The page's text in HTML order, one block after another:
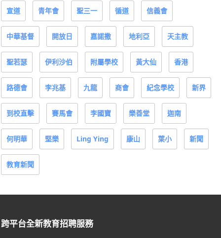
宣道 青年會 聖三一 循道 信義會
中華基督 開放日 嘉諾撒 地利亞 天主教
聖若瑟 伊利沙伯 附屬學校 黃大仙 香港
路德會 李兆基 九龍 商會 紀念學校 新界
到校直擊 賽馬會 李國寶 樂善堂 迦南
何明華 堅樂 Ling Ying 康山 葉小 新聞
教育新聞
跨平台全新教育招聘服務